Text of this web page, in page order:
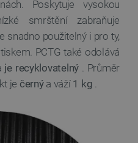
Poskytuje vysokou
smrštění zabraňuje
snadno použitelný i pro ty,
PCTG také odolává
je recyklovatelný . Průměr
je černýa váží 1 kg